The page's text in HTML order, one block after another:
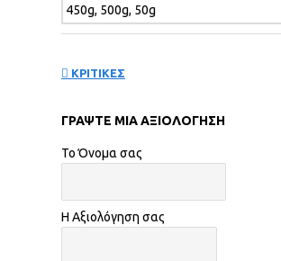
450g, 500g, 50g
ΚΡΙΤΙΚΕΣ
ΓΡΆΨΤΕ ΜΙΑ ΑΞΙΟΛΌΓΗΣΗ
Το Όνομα σας
Η Αξιολόγηση σας